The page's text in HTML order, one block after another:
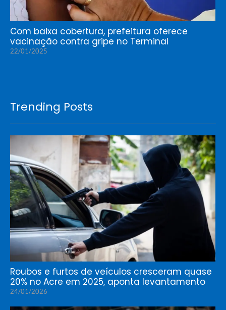
Com baixa cobertura, prefeitura oferece
vacinação contra gripe no Terminal
22/01/2025
Trending Posts
Roubos e furtos de veículos cresceram quase
20% no Acre em 2025, aponta levantamento
24/01/2026